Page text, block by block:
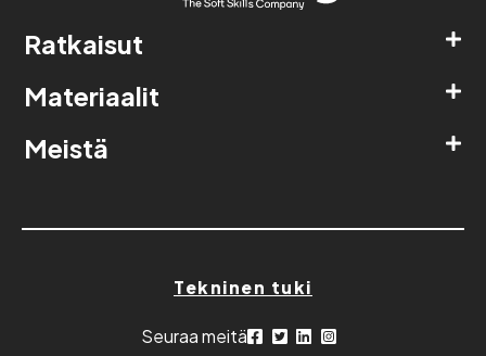
Ratkaisut
Materiaalit
Meistä
Tekninen tuki
Seuraa meitä